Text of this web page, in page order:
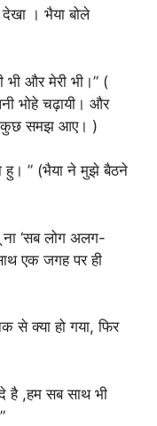
। भैया बोले
भी और मेरी भी।” (
भोहे चढ़ायी। और
कुछ समझ आए। )
हु। ” (भैया ने मुझे बैठने
ना ‘सब लोग अलग-
एक जगह पर ही
से क्या हो गया, फिर
है ,हम सब साथ भी